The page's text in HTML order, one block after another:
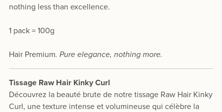
nothing less than excellence.
1 pack = 100g
Hair Premium. Pure elegance, nothing more.
Tissage Raw Hair Kinky Curl
Découvrez la beauté brute de notre tissage Raw Hair Kinky
Curl, une texture intense et volumineuse qui célèbre la